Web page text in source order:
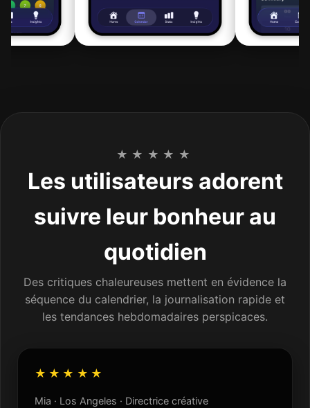
★★★★★
Les utilisateurs adorent
suivre leur bonheur au
quotidien
Des critiques chaleureuses mettent en évidence la
séquence du calendrier, la journalisation rapide et
les tendances hebdomadaires perspicaces.
★★★★★
Mia · Los Angeles · Directrice créative